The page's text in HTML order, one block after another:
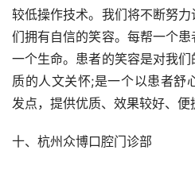
较低操作技术。我们将不断努
们拥有自信的笑容。每帮一个
一个生命。患者的笑容是对我
质的人文关怀;是一个以患者舒
发点，提供优质、效果较好、便
十、杭州众博口腔门诊部